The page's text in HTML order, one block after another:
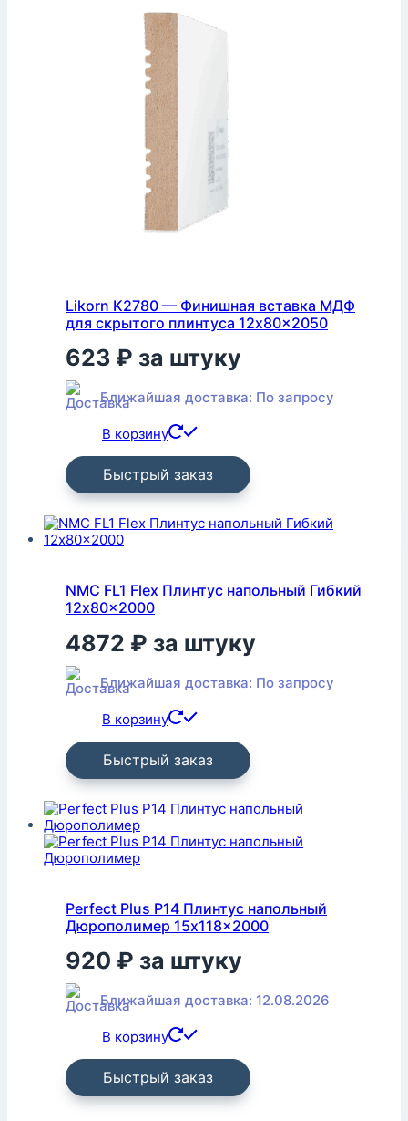
Likorn K2780 — Финишная вставка МДФ
для скрытого плинтуса 12x80x2050
623 ₽ за штуку
Ближайшая доставка: По запросу
В корзину
Быстрый заказ
NMC FL1 Flex Плинтус напольный Гибкий
12x80x2000
4872 ₽ за штуку
Ближайшая доставка: По запросу
В корзину
Быстрый заказ
Perfect Plus P14 Плинтус напольный
Дюрополимер 15x118x2000
920 ₽ за штуку
Ближайшая доставка: 12.08.2026
В корзину
Быстрый заказ